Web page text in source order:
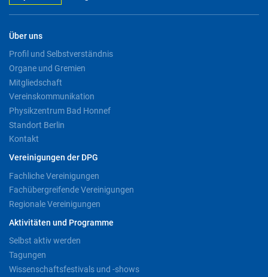
Über uns
Profil und Selbstverständnis
Organe und Gremien
Mitgliedschaft
Vereinskommunikation
Physikzentrum Bad Honnef
Standort Berlin
Kontakt
Vereinigungen der DPG
Fachliche Vereinigungen
Fachübergreifende Vereinigungen
Regionale Vereinigungen
Aktivitäten und Programme
Selbst aktiv werden
Tagungen
Wissenschaftsfestivals und -shows